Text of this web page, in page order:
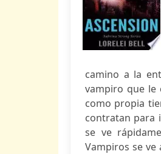
camino a la
vampiro que le
como propia
contratan para
se ve
Vampiros se ve